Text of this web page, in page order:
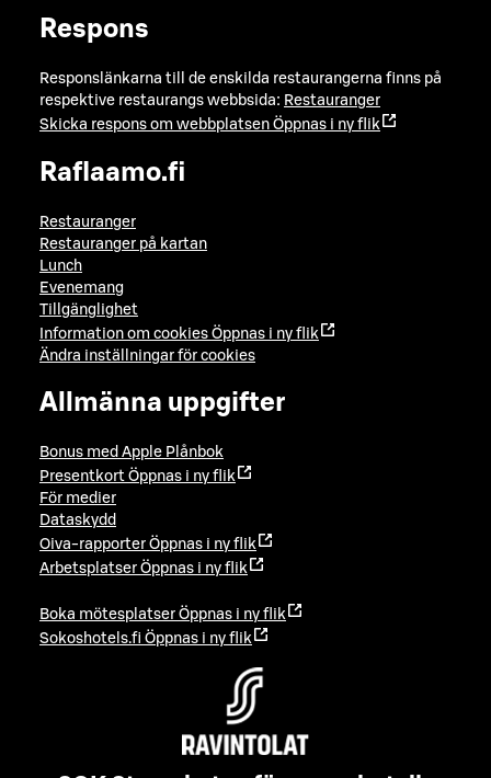
Respons
Responslänkarna till de enskilda restaurangerna finns på
respektive restaurangs webbsida: Restauranger
Skicka respons om webbplatsen Öppnas i ny flik
Raflaamo.fi
Restauranger
Restauranger på kartan
Lunch
Evenemang
Tillgänglighet
Information om cookies Öppnas i ny flik
Ändra inställningar för cookies
Allmänna uppgifter
Bonus med Apple Plånbok
Presentkort Öppnas i ny flik
För medier
Dataskydd
Oiva-rapporter Öppnas i ny flik
Arbetsplatser Öppnas i ny flik
Boka mötesplatser Öppnas i ny flik
Sokoshotels.fi Öppnas i ny flik